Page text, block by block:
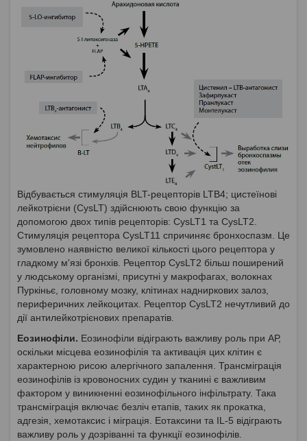
Відбувається стимуляція BLT-рецепторів LTB4; цистеїнові
лейкотрієни (CysLT) здійснюють свою функцію за
допомогою двох типів рецепторів: CysLT1 та СysLT2.
Стимуляція рецептора CysLT11 спричиняє бронхоспазм. Це
зумовлено наявністю великої кількості цього рецептора у
гладкому м'язі бронхів. Рецептор CysLT2 більш поширений
у людському організмі, присутні у макрофагах, волокнах
Пуркіньє, головному мозку, клітинах надниркових залоз,
периферичних лейкоцитах. Рецептор CysLT2 нечутливий до
дії антилейкотрієнових препаратів.
Еозинофіли. Еозинофіли відіграють важливу роль при АР,
оскільки місцева еозинофілія та активація цих клітин є
характерною рисою алергічного запалення. Трансміграція
еозинофілів із кровоносних судин у тканині є важливим
фактором у виникненні еозинофільного інфільтрату. Така
трансміграція включає безліч етапів, таких як прокатка,
адгезія, хемотаксис і міграція. Еотаксини та IL-5 відіграють
важливу роль у дозріванні та функції еозинофілів.